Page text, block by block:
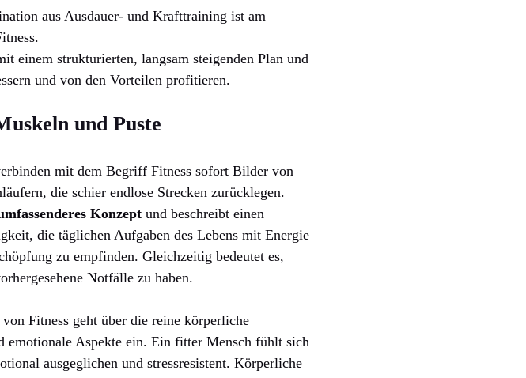
aus Ausdauer- und Krafttraining ist am
einem strukturierten, langsam steigenden Plan und
und von den Vorteilen profitieren.
und Puste
mit dem Begriff Fitness sofort Bilder von
die schier endlose Strecken zurücklegen.
Konzept und beschreibt einen
die täglichen Aufgaben des Lebens mit Energie
zu empfinden. Gleichzeitig bedeutet es,
Notfälle zu haben.
Fitness geht über die reine körperliche
emotionale Aspekte ein. Ein fitter Mensch fühlt sich
ausgeglichen und stressresistent. Körperliche